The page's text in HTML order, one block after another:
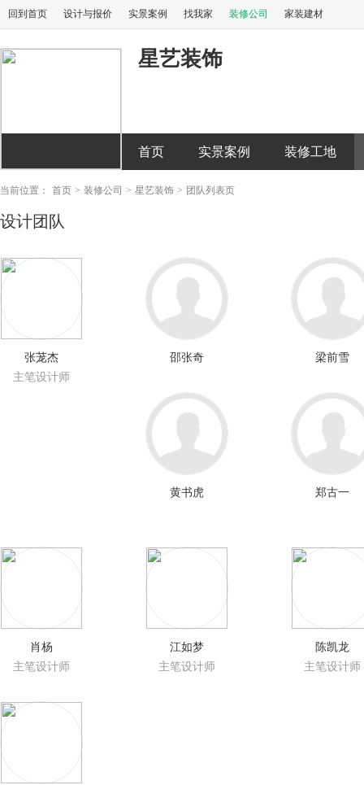
回到首页 设计与报价 实景案例 找我家 装修公司 家装建材
星艺装饰
首页 实景案例 装修工地
当前位置： 首页 > 装修公司 > 星艺装饰 > 团队列表页
设计团队
张茏杰
主笔设计师
邵张奇 梁前雪
黄书虎 郑古一
肖杨
主笔设计师
江如梦
主笔设计师
陈凯龙
主笔设计师